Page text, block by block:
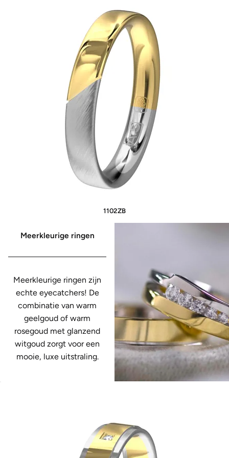
1102ZB
Meerkleurige ringen
Meerkleurige ringen zijn
echte eyecatchers! De
combinatie van warm
geelgoud of warm
rosegoud met glanzend
witgoud zorgt voor een
mooie, luxe uitstraling.